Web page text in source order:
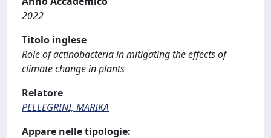
2022
Titolo inglese
Role of actinobacteria in mitigating the effects of
climate change in plants
Relatore
PELLEGRINI, MARIKA
Appare nelle tipologie: